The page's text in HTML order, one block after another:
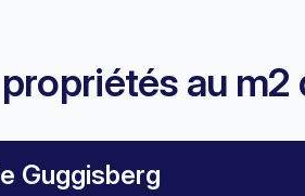
au m2
Guggisberg